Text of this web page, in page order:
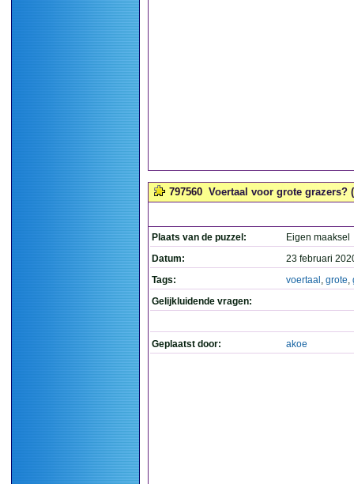
797560 Voertaal voor grote grazers?
Plaats van de puzzel:
Eigen maaksel
Datum:
23 februari
Tags:
voertaal , grote,
Gelijkluidende vragen:
Geplaatst door: akoe